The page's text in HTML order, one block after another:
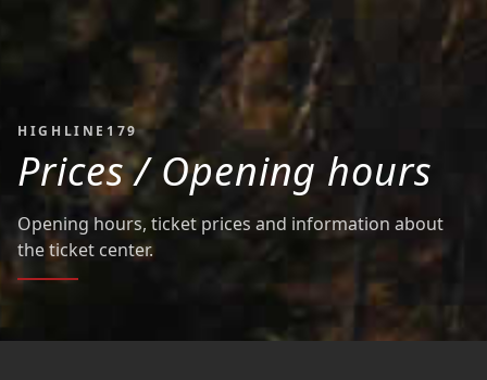
HIGHLINE179
Prices / Opening hours
Opening hours, ticket prices and information about
the ticket center.